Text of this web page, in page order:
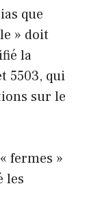
que
» doit
la
5503, qui
sur le
fermes »
les